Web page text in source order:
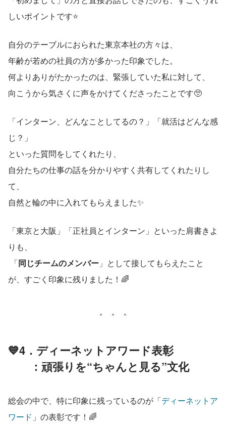
しいポイントです⭐
自分のテーブルにおられた東京本社の方々は、
年齢が若めの社員の方が多かった印象でした。
何よりありがたかったのは、緊張していた私に対して、
向こうから気さくに声をかけてくださったことです🥺
「インターン、どんなことしてるの？」「就活はどんな感
じ？」
といった質問をしてくれたり、
自分たちの仕事の話を分かりやすく共有してくれたりし
て、
自然と輪の中に入れてもらえました✨
「東京と大阪」「正社員とインターン」といった肩書きよ
りも、
「同じチームのメンバー 」として接してもらえたこと
が、すごく印象に残りました！🌈
💙4．ディーネットアワード表彰
：頑張りを“ちゃんと見る”文化
総会の中で、特に印象に残っているのが「ディーネットア
ワード 」の表彰です！🌈